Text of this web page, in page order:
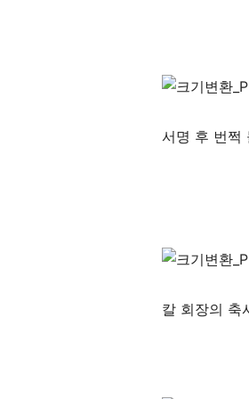
서명 후 번쩍
칼 회장의 축